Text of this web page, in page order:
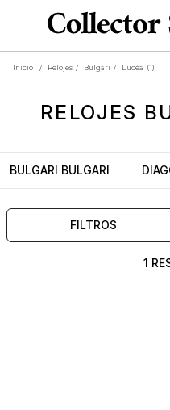
Inicio / Relojes / Bulgari / Lucéa (1)
RELOJES
BULGARI BULGARI
FILTROS
1